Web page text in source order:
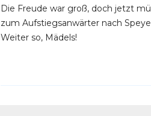
Die Freude war groß, doch jetzt
zum Aufstiegsanwärter nach
Weiter so, Mädels!